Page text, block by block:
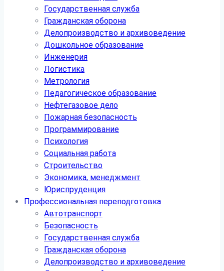
Государственная служба
Гражданская оборона
Делопроизводство и архивоведение
Дошкольное образование
Инженерия
Логистика
Метрология
Педагогическое образование
Нефтегазовое дело
Пожарная безопасность
Программирование
Психология
Социальная работа
Строительство
Экономика, менеджмент
Юриспруденция
Профессиональная переподготовка
Автотранспорт
Безопасность
Государственная служба
Гражданская оборона
Делопроизводство и архивоведение